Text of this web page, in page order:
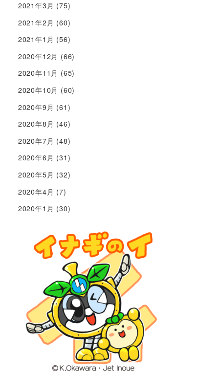
2021年3月 (75)
2021年2月 (60)
2021年1月 (56)
2020年12月 (66)
2020年11月 (65)
2020年10月 (60)
2020年9月 (61)
2020年8月 (46)
2020年7月 (48)
2020年6月 (31)
2020年5月 (32)
2020年4月 (7)
2020年1月 (30)